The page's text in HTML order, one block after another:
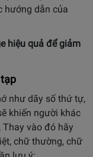
hướng dẫn của
hiệu quả để giảm
như dãy số thứ tự,
khiến người khác
vào đó hãy
chữ thường, chữ